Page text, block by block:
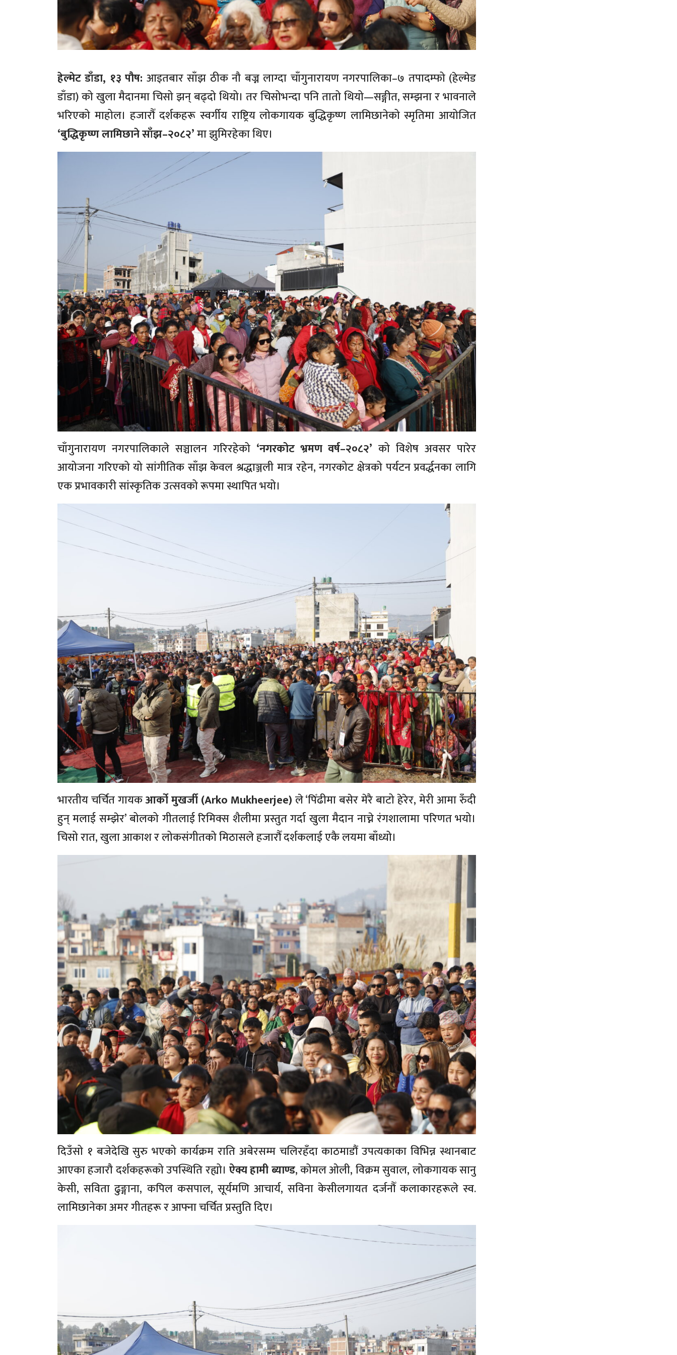
हेल्मेट डाँडा, १३ पौष: आइतबार साँझ ठीक नौ बज्न लाग्दा चाँगुनारायण नगरपालिका–७ तपादम्फो (हेल्मेड
डाँडा) को खुला मैदानमा चिसो झन् बढ्दो थियो। तर चिसोभन्दा पनि तातो थियो—सङ्गीत, सम्झना र भावनाले
भरिएको माहोल। हजारौँ दर्शकहरू स्वर्गीय राष्ट्रिय लोकगायक बुद्धिकृष्ण लामिछानेको स्मृतिमा आयोजित
‘बुद्धिकृष्ण लामिछाने साँझ–२०८२’मा झुमिरहेका थिए।
चाँगुनारायण नगरपालिकाले सञ्चालन गरिरहेको ‘नगरकोट भ्रमण वर्ष–२०८२’ को विशेष अवसर पारेर
आयोजना गरिएको यो सांगीतिक साँझ केवल श्रद्धाञ्जली मात्र रहेन, नगरकोट क्षेत्रको पर्यटन प्रवर्द्धनका लागि
एक प्रभावकारी सांस्कृतिक उत्सवको रूपमा स्थापित भयो।
भारतीय चर्चित गायकआर्को मुखर्जी (Arko Mukheerjee)ले ‘पिँढीमा बसेर मेरै बाटो हेरेर, मेरी आमा रुँदी
हुन् मलाई सम्झेर’ बोलको गीतलाई रिमिक्स शैलीमा प्रस्तुत गर्दा खुला मैदान नाच्ने रंगशालामा परिणत भयो।
चिसो रात, खुला आकाश र लोकसंगीतको मिठासले हजारौँ दर्शकलाई एकै लयमा बाँध्यो।
दिउँसो १ बजेदेखि सुरु भएको कार्यक्रम राति अबेरसम्म चलिरहँदा काठमाडौं उपत्यकाका विभिन्न स्थानबाट
आएका हजारौ दर्शकहरूको उपस्थिति रह्यो। ऐक्य हामी ब्याण्ड, कोमल ओली, विक्रम सुवाल, लोकगायक सानु
केसी, सविता ढुङ्गाना, कपिल कसपाल, सूर्यमणि आचार्य, सविना केसीलगायत दर्जनौँ कलाकारहरूले स्व.
लामिछानेका अमर गीतहरू र आफ्ना चर्चित प्रस्तुति दिए।